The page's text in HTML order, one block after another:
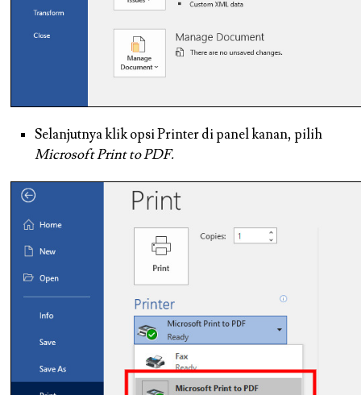
Selanjutnya klik opsi Printer di panel kanan, pilih
Microsoft Print to PDF.